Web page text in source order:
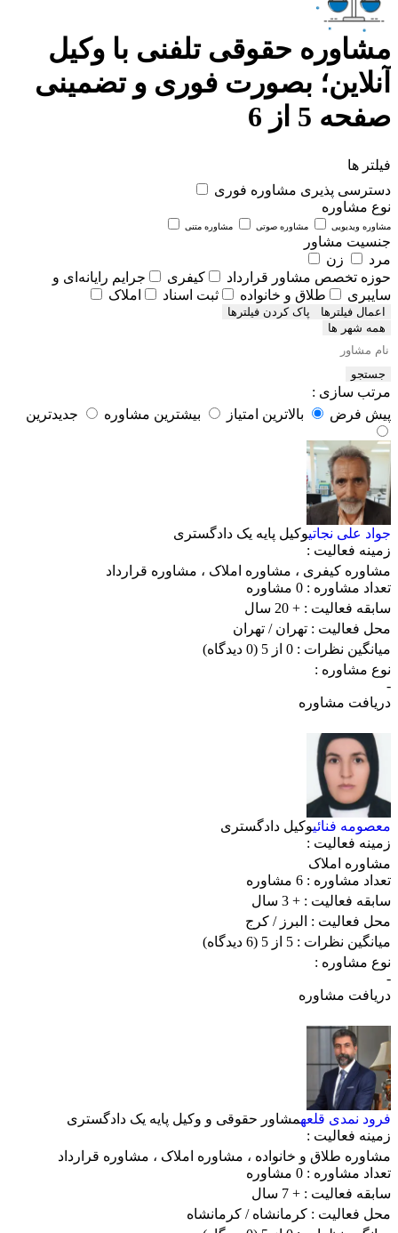
مشاوره حقوقی تلفنی با وکیل
آنلاین؛ بصورت فوری و تضمینی
صفحه 5 از 6
فیلتر ها
دسترسی پذیری مشاوره فوری
نوع مشاوره
مشاوره ویدیویی مشاوره صوتی مشاوره متنی
جنسیت مشاور
مرد
زن
حوزه تخصص مشاور قرارداد کیفری
جرایم رایانه‌ای و
سایبری
طلاق و خانواده ثبت اسناد املاک
اعمال فیلترها
همه شهر ها
جستجو
مرتب سازی :
پیش فرض
بالاترین امتیاز بیشترین مشاوره جدیدترین
جواد علی نجاتیوکیل پایه یک دادگستری
زمینه فعالیت :
مشاوره کیفری ، مشاوره املاک ، مشاوره قرارداد
تعداد مشاوره : 0 مشاوره
سابقه فعالیت : + 20 سال
محل فعالیت : تهران/ تهران
میانگین نظرات : 0 از 5
(0 دیدگاه)
نوع مشاوره :
-
دریافت مشاوره
معصومه فنائیوکیل دادگستری
زمینه فعالیت :
مشاوره املاک
تعداد مشاوره : 6 مشاوره
سابقه فعالیت : + 3 سال
محل فعالیت : البرز/ کرج
میانگین نظرات : 5 از 5
(6 دیدگاه)
نوع مشاوره :
-
دریافت مشاوره
فرود نمدی قلعهمشاور حقوقی و وکیل پایه یک دادگستری
زمینه فعالیت :
مشاوره طلاق و خانواده ، مشاوره املاک ، مشاوره قرارداد
تعداد مشاوره : 0 مشاوره
سابقه فعالیت : + 7 سال
محل فعالیت : کرمانشاه/ کرمانشاه